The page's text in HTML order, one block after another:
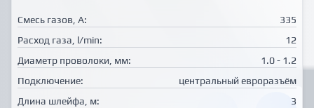
Смесь газов, А:
335
Расход газа, l/min:
12
Диаметр проволоки, мм:
1.0 - 1.2
Подключение:
центральный евроразъём
Длина шлейфа, м:
3